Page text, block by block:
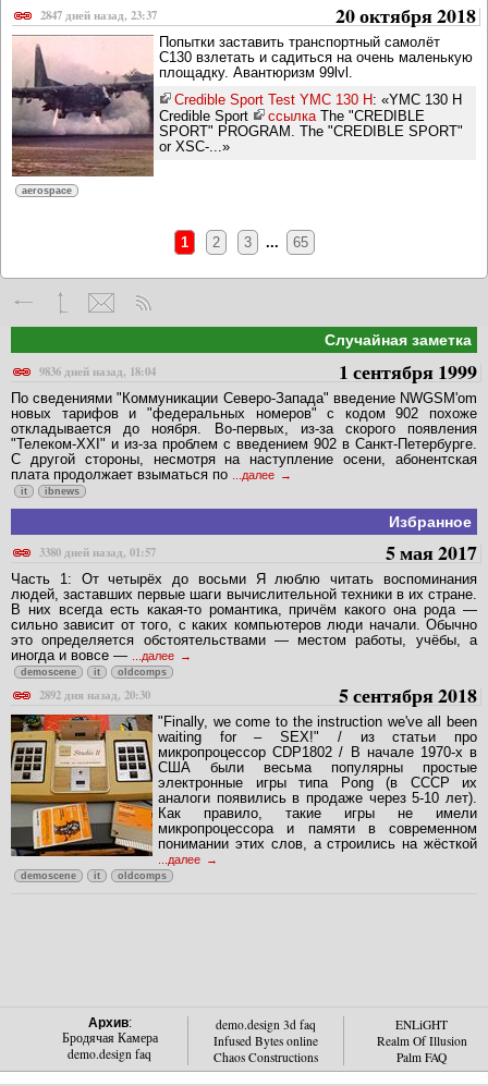
2847 дней назад, 23:37 20 октября 2018
Попытки заставить транспортный самолёт
C130 взлетать и садиться на очень маленькую
площадку. Авантюризм 99lvl.
Credible Sport Test YMC 130 H: «YMC 130 H
Credible Sport
ссылкаThe "CREDIBLE
SPORT" PROGRAM. The "CREDIBLE SPORT"
or XSC-...»
aerospace
1 2 3 ... 65
Случайная заметка
9836 дней назад, 18:04
1 сентября 1999
По сведениями "Коммуникации Северо-Запада" введение NWGSM'om
новых тарифов и "федеральных номеров" с кодом 902 похоже
откладывается до ноября. Во-первых, из-за скорого появления
"Телеком-XXI" и из-за проблем с введением 902 в Санкт-Петербурге.
С другой стороны, несмотря на наступление осени, абонентская
плата продолжает взыматься по
...далее
it ibnews
Избранное
3380 дней назад, 01:57
5 мая 2017
Часть 1: От четырёх до восьми Я люблю читать воспоминания
людей, заставших первые шаги вычислительной техники в их стране.
В них всегда есть какая-то романтика, причём какого она рода —
сильно зависит от того, с каких компьютеров люди начали. Обычно
это определяется обстоятельствами — местом работы, учёбы, а
иногда и вовсе —
...далее
demoscene it oldcomps
2892 дня назад, 20:30 5 сентября 2018
"Finally, we come to the instruction we've all been
waiting for – SEX!" / из статьи про
микропроцессор CDP1802 / В начале 1970-х в
США были весьма популярны простые
электронные игры типа Pong (в СССР их
аналоги появились в продаже через 5-10 лет).
Как правило, такие игры не имели
микропроцессора и памяти в современном
понимании этих слов, а строились на жёсткой
...далее
demoscene it oldcomps
Архив:
Бродячая Камера
demo.design faq
demo.design 3d faq
Infused Bytes online
Chaos Constructions
ENLiGHT
Realm Of Illusion
Palm FAQ